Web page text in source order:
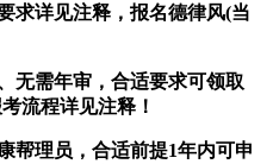
求详见注释，报名德律风(当
需年审，合适要求可领取
流程详见注释！
理员，合适前提1年内可申